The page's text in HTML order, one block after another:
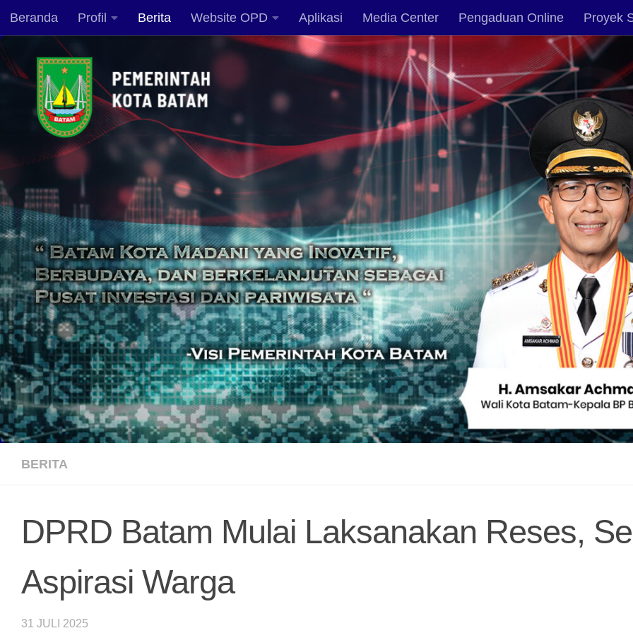
Skip to content
Beranda Profil Berita Website OPD Aplikasi Media Center Pengaduan Online Proyek
BERITA
DPRD Batam Mulai Laksanakan Reses,
Aspirasi Warga
31 JULI 2025